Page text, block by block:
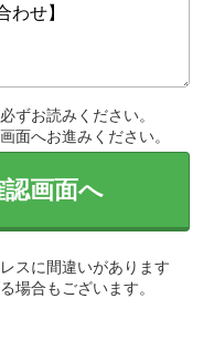
ずお読みください。
面へお進みください。
画面へ
スに間違いがあります
場合もございます。